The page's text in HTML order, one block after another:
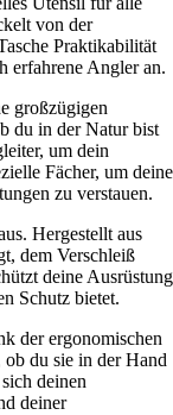
von der
Praktikabilität
erfahrene Angler an.
großzügigen
du in der Natur bist
um dein
Fächer, um deine
zu verstauen.
Hergestellt aus
dem Verschleiß
deine Ausrüstung
Schutz bietet.
der ergonomischen
du sie in der Hand
deinen
deiner